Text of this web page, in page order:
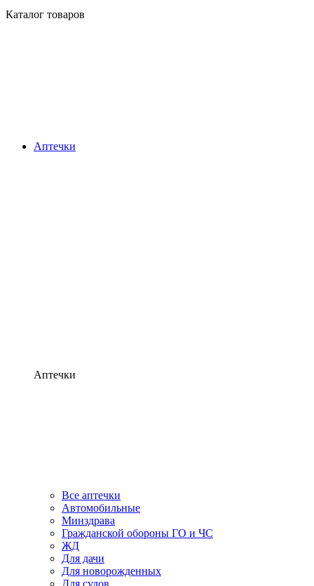
Каталог товаров
Аптечки
Аптечки
Все аптечки
Автомобильные
Минздрава
Гражданской обороны ГО и ЧС
ЖД
Для дачи
Для новорожденных
Для судов